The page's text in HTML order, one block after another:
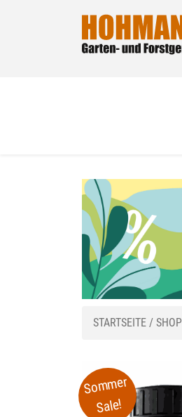
STARTSEITE / SHOP
Sommer
Sale!